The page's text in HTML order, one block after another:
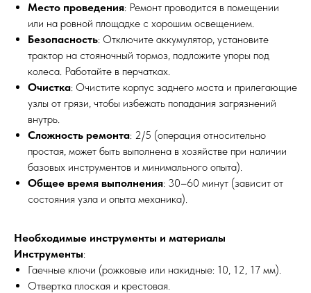
Место проведения: Ремонт проводится в помещении
или на ровной площадке с хорошим освещением.
Безопасность: Отключите аккумулятор, установите
трактор на стояночный тормоз, подложите упоры под
колеса. Работайте в перчатках.
Очистка: Очистите корпус заднего моста и прилегающие
узлы от грязи, чтобы избежать попадания загрязнений
внутрь.
Сложность ремонта: 2/5 (операция относительно
простая, может быть выполнена в хозяйстве при наличии
базовых инструментов и минимального опыта).
Общее время выполнения: 30–60 минут (зависит от
состояния узла и опыта механика).
Необходимые инструменты и материалы
Инструменты:
Гаечные ключи (рожковые или накидные: 10, 12, 17 мм).
Отвертка плоская и крестовая.